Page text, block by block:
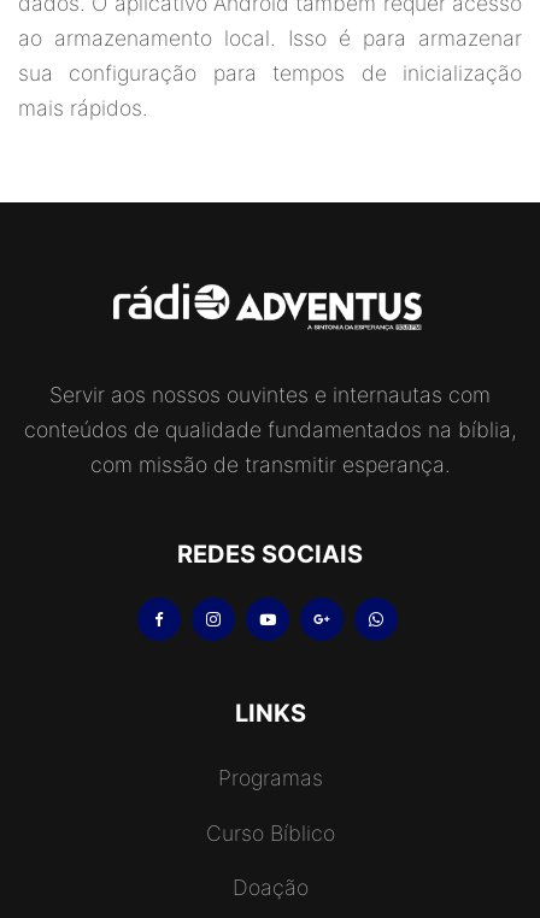
ao armazenamento local. Isso é para armazenar
sua configuração para tempos de inicialização
mais rápidos.
Servir aos nossos ouvintes e internautas com
conteúdos de qualidade fundamentados na bíblia,
com missão de transmitir esperança.
REDES SOCIAIS
LINKS
Programas
Curso Bíblico
Doação